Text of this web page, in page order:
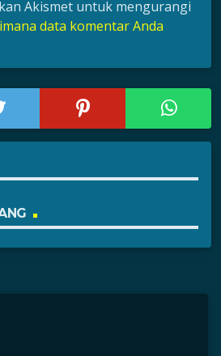
Akismet untuk mengurangi
data komentar Anda